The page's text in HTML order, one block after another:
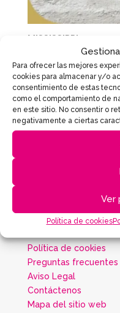
Para ofrecer las mejores
cookies para almacenar y/o
consentimiento de estas
como el comportamiento de
en este sitio. No consentir o
negativamente a ciertas
Ver
Política de cookies
MISSISSIPPI
PRODUCTOS
Ofertas
INFORMACIÓN
Política de privacidad
Política de cookies
Preguntas frecuentes
Aviso Legal
Contáctenos
Mapa del sitio web